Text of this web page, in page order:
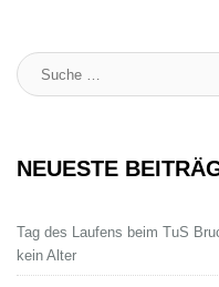
Suche
:
NEUESTE
Tag des Laufens beim TuS
kein Alter